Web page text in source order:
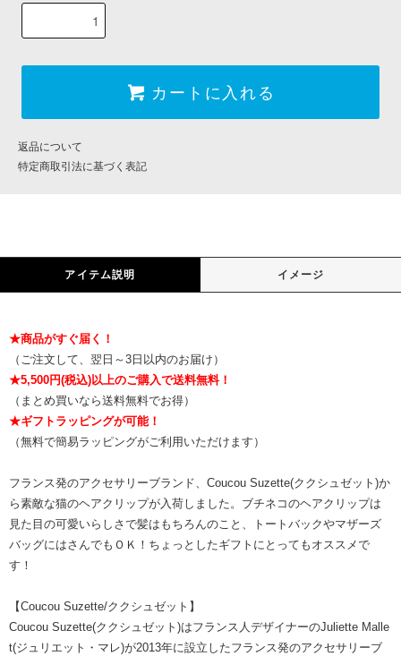
カートに入れる
返品について
特定商取引法に基づく表記
アイテム説明 イメージ
★商品がすぐ届く！
（ご注文して、翌日～3日以内のお届け）
★5,500円(税込)以上のご購入で送料無料！
（まとめ買いなら送料無料でお得）
★ギフトラッピングが可能！
（無料で簡易ラッピングがご利用いただけます）
フランス発のアクセサリーブランド、Coucou Suzette(ククシュゼット)か
ら素敵な猫のヘアクリップが入荷しました。ブチネコのヘアクリップは
見た目の可愛いらしさで髪はもちろんのこと、トートバックやマザーズ
バッグにはさんでもＯＫ！ちょっとしたギフトにとってもオススメで
す！
【Coucou Suzette/ククシュゼット】
Coucou Suzette(ククシュゼット)はフランス人デザイナーのJuliette Malle
t(ジュリエット・マレ)が2013年に設立したフランス発のアクセサリーブ